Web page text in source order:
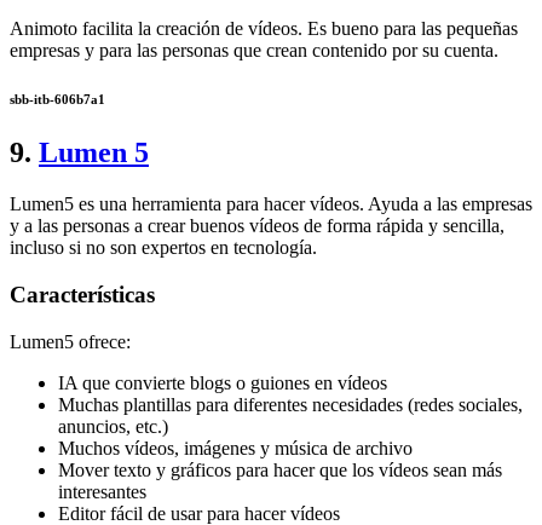
Animoto facilita la creación de vídeos. Es bueno para las pequeñas
empresas y para las personas que crean contenido por su cuenta.
sbb-itb-606b7a1
9. Lumen 5
Lumen5 es una herramienta para hacer vídeos. Ayuda a las empresas
y a las personas a crear buenos vídeos de forma rápida y sencilla,
incluso si no son expertos en tecnología.
Características
Lumen5 ofrece:
IA que convierte blogs o guiones en vídeos
Muchas plantillas para diferentes necesidades (redes sociales,
anuncios, etc.)
Muchos vídeos, imágenes y música de archivo
Mover texto y gráficos para hacer que los vídeos sean más
interesantes
Editor fácil de usar para hacer vídeos